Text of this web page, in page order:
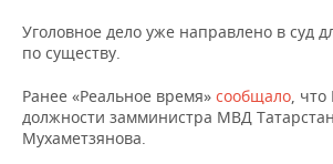
Уголовное дело уже направлено в суд
по существу.
Ранее «Реальное время» сообщало, что
должности замминистра МВД
Мухаметзянова.